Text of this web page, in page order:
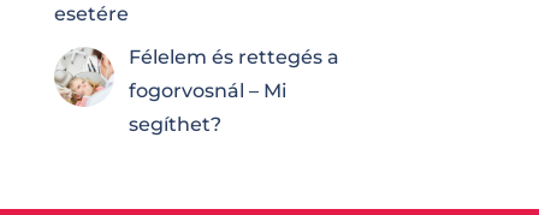
esetére
Félelem és rettegés a
fogorvosnál – Mi
segíthet?